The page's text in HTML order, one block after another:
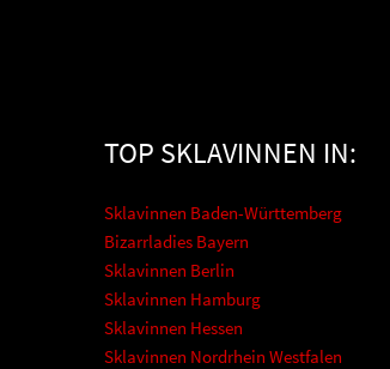
TOP SKLAVINNEN IN:
Sklavinnen Baden-Württemberg
Bizarrladies Bayern
Sklavinnen Berlin
Sklavinnen Hamburg
Sklavinnen Hessen
Sklavinnen Nordrhein Westfalen